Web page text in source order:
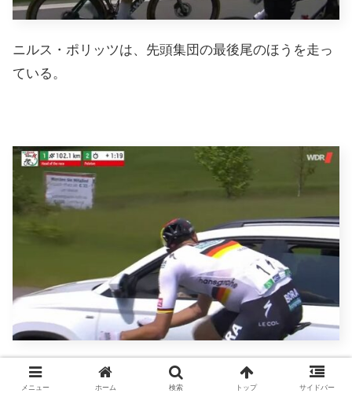
ニルス・ポリッツは、先頭集団の最後尾のほうを走っ
ている。
ニルス・ポリッツは、サポートカーと相談。どこでア
タックをかけるだろう。
メニュー ホーム 検索 トップ サイドバー